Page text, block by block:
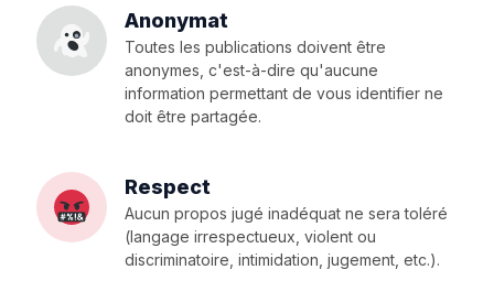
Anonymat
Toutes les publications doivent être
anonymes, c'est-à-dire qu'aucune
information permettant de vous identifier ne
doit être partagée.
Respect
Aucun propos jugé inadéquat ne sera toléré
(langage irrespectueux, violent ou
discriminatoire, intimidation, jugement, etc.).